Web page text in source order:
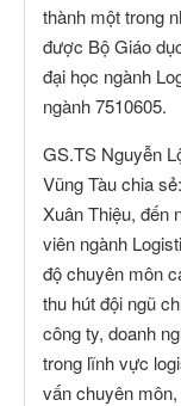
thành một trong
được Bộ Giáo
đại học ngành
ngành 7510605.
GS.TS Nguyễn
Vũng Tàu chia
Xuân Thiệu, đến
viên ngành
độ chuyên môn
thu hút đội ngũ
công ty, doanh
trong lĩnh vực
vấn chuyên